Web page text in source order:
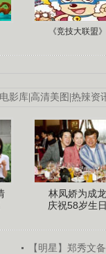
《竞技大联盟》
电影库|高清美图 |热辣资
林凤娇为成龙
庆祝58岁生
【明星】郑秀文